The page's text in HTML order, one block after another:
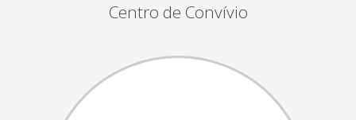
Centro de Convívio